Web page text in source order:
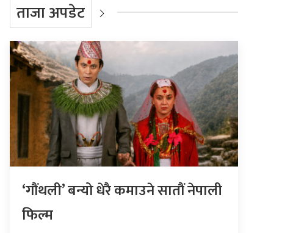
ताजा अपडेट
‘गौंथली’ बन्यो धेरै कमाउने सातौं नेपाली
फिल्म